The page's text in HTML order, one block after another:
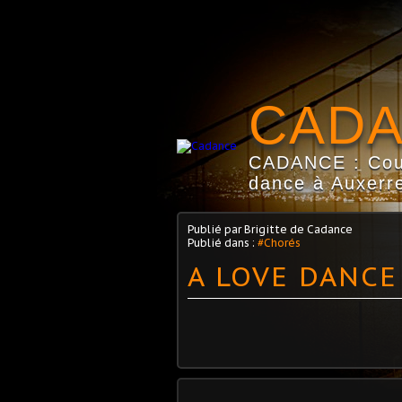
CADANCE :
dance à
Publié par Brigitte de Cadance
Publié dans : #Chorés
A LOVE DANCE